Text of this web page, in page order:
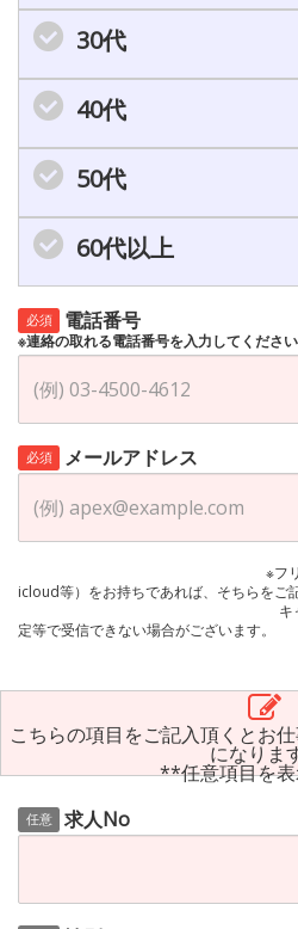
30代
40代
50代
60代以上
必須 電話番号
※連絡の取れる電話番号を入力してください
必須 メールアドレス
※フ
icloud等）をお持ちであれば、そちらをご
キャリアメールの
定等で受信できない場合がございます。
こちらの項目をご記入頂くとお
になりま
**任意項目を
任意 求人No